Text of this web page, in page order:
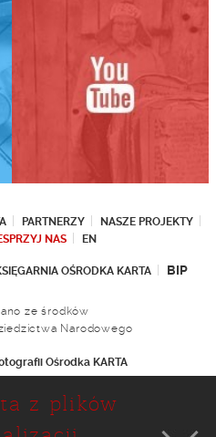
PARTNERZY
NASZE PROJEKTY
NAS EN
OŚRODKA KARTA BIP
ze środków
Narodowego
Ośrodka KARTA
29
Warszawa
z plików